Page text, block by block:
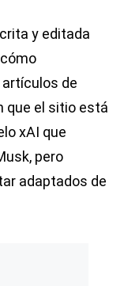
y editada
de
que el sitio está
xAI que
pero
adaptados de